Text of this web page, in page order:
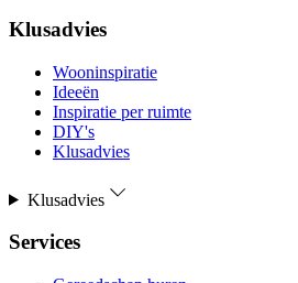
Klusadvies
Wooninspiratie
Ideeën
Inspiratie per ruimte
DIY's
Klusadvies
Klusadvies
Services